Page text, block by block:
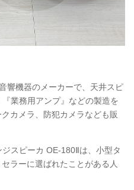
響機器のメーカーで、天井スピ
業務用アンプ』などの製造を
カメラ、防犯カメラなども販
スピーカ OE-180Ⅱは、小型タ
ラーに選ばれたことがある人